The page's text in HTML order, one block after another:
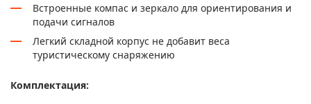
Встроенные компас и зеркало для ориентирования и
подачи сигналов
Легкий складной корпус не добавит веса
туристическому снаряжению
Комплектация: